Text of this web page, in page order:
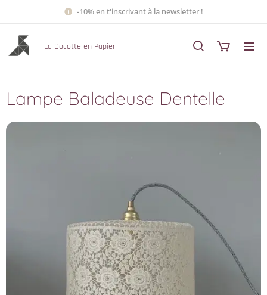
-10% en t'inscrivant à la newsletter !
La Cocotte en Papier
Lampe Baladeuse Dentelle